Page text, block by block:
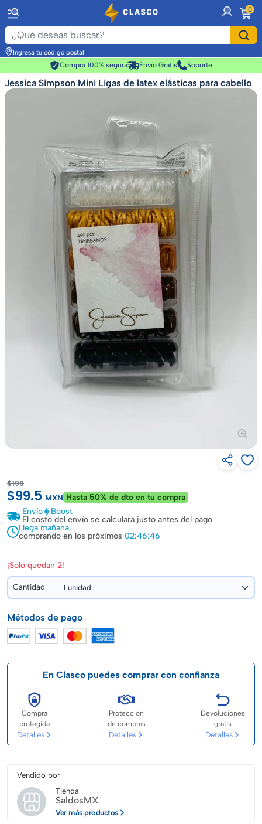
0
Ingresa tu código postal
Compra 100% segura
Envío Gratis Soporte
Jessica Simpson Mini Ligas de latex elásticas para cabello
$199
$99.5 MXN Hasta 50% de dto en tu compra
Envío
Boost
El costo del envío se calculará justo antes del pago
Llega mañana
comprando en los próximos 02:46:45
¡Solo quedan 2!
Cantidad:
Métodos de pago
En Clasco puedes comprar con confianza
Compra
protegida
Detalles
Protección
de compras
Detalles
Devoluciones
gratis
Detalles
Vendido por
Tienda
SaldosMX
Ver más productos